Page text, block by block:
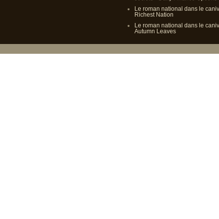
Le roman national dans le
Richest Nation
Le roman national dans le
Autumn Leaves